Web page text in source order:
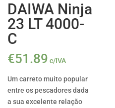
DAIWA Ninja
23 LT 4000-
C
€51.89 c/IVA
Um carreto muito popular
entre os pescadores dada
a sua excelente relação